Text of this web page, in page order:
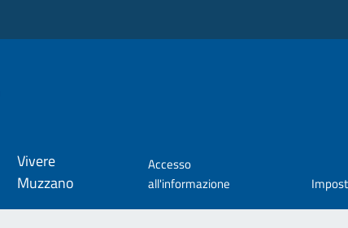
Vivere
Muzzano
Accesso
all'informazione